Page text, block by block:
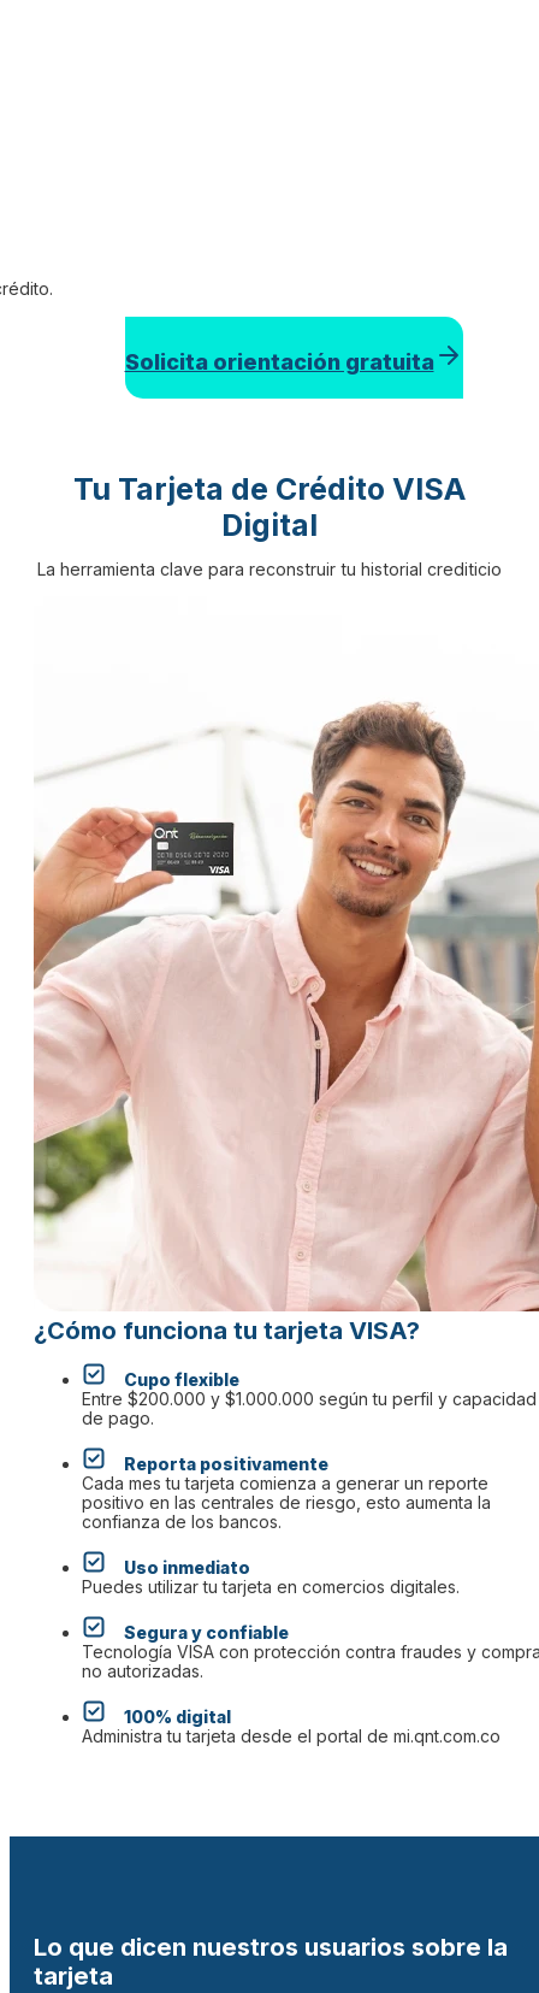
Solicita orientación gratuita
Tu Tarjeta de Crédito VISA
Digital
La herramienta clave para reconstruir tu historial crediticio
¿Cómo funciona tu tarjeta VISA?
Cupo flexible
Entre $200.000 y $1.000.000 según tu perfil y capacidad
de pago.
Reporta positivamente
Cada mes tu tarjeta comienza a generar un reporte
positivo en las centrales de riesgo, esto aumenta la
confianza de los bancos.
Uso inmediato
Puedes utilizar tu tarjeta en comercios digitales.
Segura y confiable
Tecnología VISA con protección contra fraudes y
no autorizadas.
100% digital
Administra tu tarjeta desde el portal de mi.qnt.com.co
Lo que dicen nuestros usuarios sobre la
tarjeta